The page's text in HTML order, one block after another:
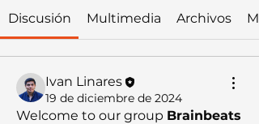
Discusión Multimedia Archivos
Ivan Linares
19 de diciembre de 2024
Welcome to our group Brainbeats